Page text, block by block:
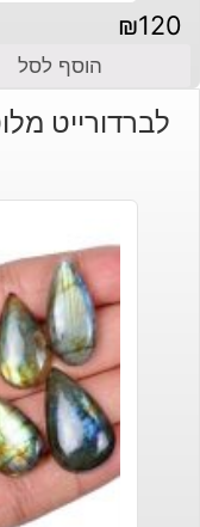
₪120
הוסף לסל